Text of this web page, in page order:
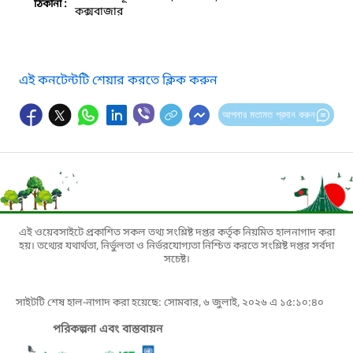
ঠিকানা :
কক্সবাজার
এই কনটেন্টটি শেয়ার করতে ক্লিক করুন
আপনার মতামত প্রদান করুন
এই ওয়েবসাইটে প্রকাশিত সকল তথ্য সংশ্লিষ্ট দপ্তর কর্তৃক নিয়মিত হালনাগাদ করা
হয়। তথ্যের যথার্থতা, নির্ভুলতা ও নির্ভরযোগ্যতা নিশ্চিত করতে সংশ্লিষ্ট দপ্তর সর্বদা
সচেষ্ট।
সাইটটি শেষ হাল-নাগাদ করা হয়েছে: সোমবার, ৬ জুলাই, ২০২৬ এ ১৫:১০:৪০
পরিকল্পনা এবং বাস্তবায়ন